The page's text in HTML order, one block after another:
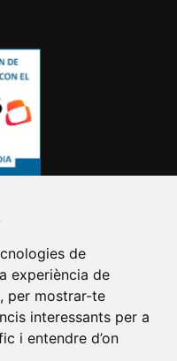
de
experiència de
per mostrar-te
interessants per a
i entendre d’on